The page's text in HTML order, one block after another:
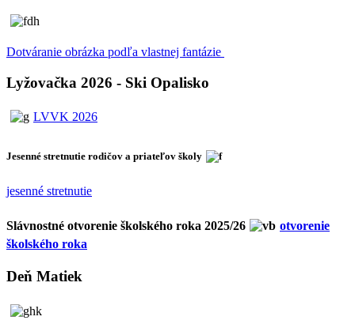
Dotváranie obrázka podľa vlastnej fantázie
Lyžovačka 2026 - Ski Opalisko
LVVK 2026
Jesenné stretnutie rodičov a priateľov školy
jesenné stretnutie
Slávnostné otvorenie školského roka 2025/26
otvorenie
školského roka
Deň Matiek